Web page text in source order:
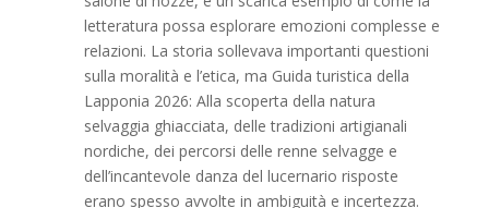
letteratura possa esplorare emozioni complesse e
relazioni. La storia sollevava importanti questioni
sulla moralità e l’etica, ma Guida turistica della
Lapponia 2026: Alla scoperta della natura
selvaggia ghiacciata, delle tradizioni artigianali
nordiche, dei percorsi delle renne selvagge e
dell’incantevole danza del lucernario risposte
erano spesso avvolte in ambiguità e incertezza.